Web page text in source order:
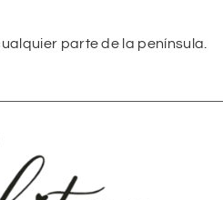
parte de la península.